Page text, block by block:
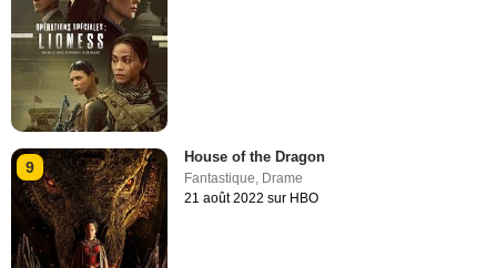
9
House of the Dragon
Fantastique, Drame
21 août 2022 sur HBO